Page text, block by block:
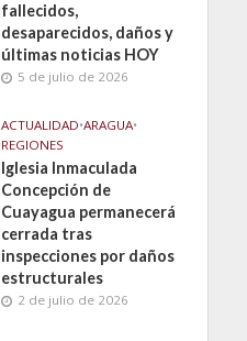
fallecidos,
desaparecidos, daños y
últimas noticias HOY
5 de julio de 2026
ACTUALIDAD•ARAGUA•
REGIONES
Iglesia Inmaculada
Concepción de
Cuayagua permanecerá
cerrada tras
inspecciones por daños
estructurales
2 de julio de 2026